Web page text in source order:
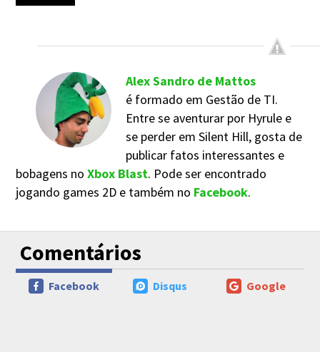
Alex Sandro de Mattos
é formado em Gestão de TI.
Entre se aventurar por Hyrule e
se perder em Silent Hill, gosta de
publicar fatos interessantes e
bobagens noXbox Blast. Pode ser encontrado
jogando games 2D e também no Facebook.
Comentários
Google
Disqus
Facebook